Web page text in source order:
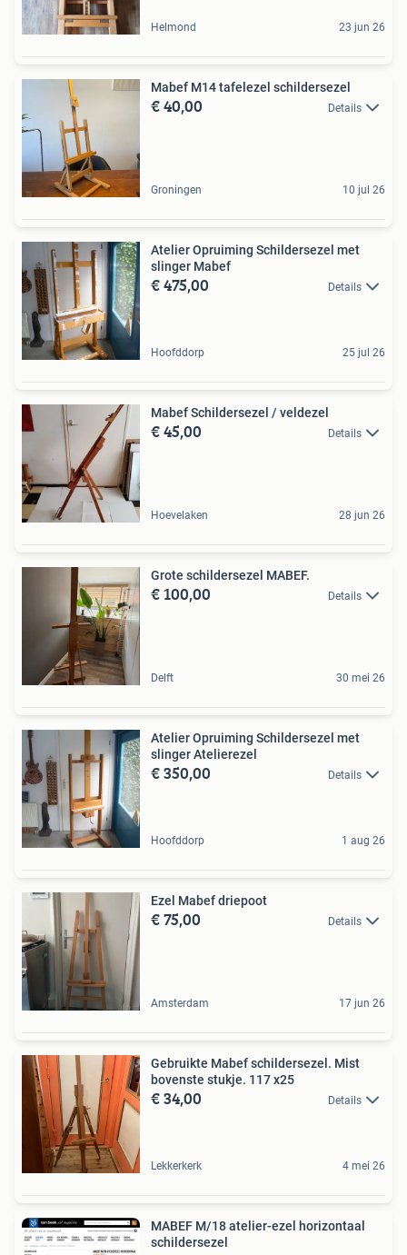
Helmond 23 jun 26
Mabef M14 tafelezel schildersezel
€ 40,00 Details
Groningen 10 jul 26
Atelier Opruiming Schildersezel met
slinger Mabef
€ 475,00 Details
Hoofddorp 25 jul 26
Mabef Schildersezel / veldezel
€ 45,00 Details
Hoevelaken 28 jun 26
Grote schildersezel MABEF.
€ 100,00 Details
Delft 30 mei 26
Atelier Opruiming Schildersezel met
slinger Atelierezel
€ 350,00 Details
Hoofddorp 1 aug 26
Ezel Mabef driepoot
€ 75,00 Details
Amsterdam 17 jun 26
Gebruikte Mabef schildersezel. Mist
bovenste stukje. 117 x25
€ 34,00 Details
Lekkerkerk 4 mei 26
MABEF M/18 atelier-ezel horizontaal
schildersezel